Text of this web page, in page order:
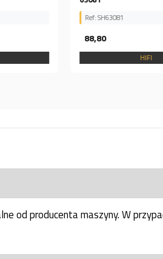
Ref: SH63081
88,80
HIFI
od producenta maszyny. W